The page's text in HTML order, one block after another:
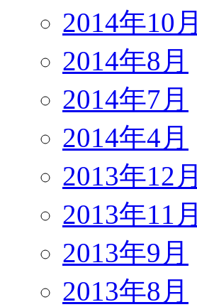
2014年10月
2014年8月
2014年7月
2014年4月
2013年12月
2013年11月
2013年9月
2013年8月